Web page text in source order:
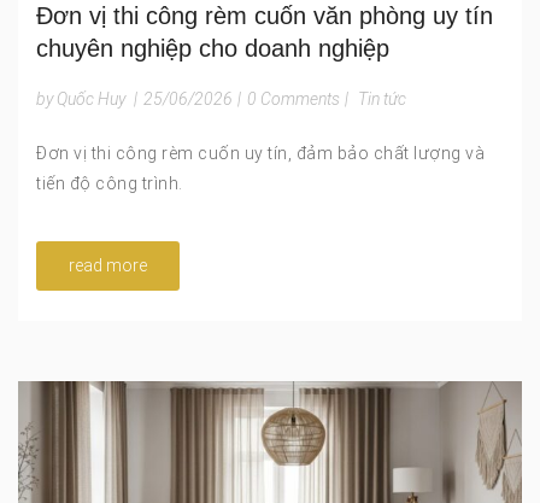
Đơn vị thi công rèm cuốn văn phòng uy tín
chuyên nghiệp cho doanh nghiệp
by Quốc Huy | 25/06/2026 | 0 Comments | Tin tức
Đơn vị thi công rèm cuốn uy tín, đảm bảo chất lượng và
tiến độ công trình.
read more